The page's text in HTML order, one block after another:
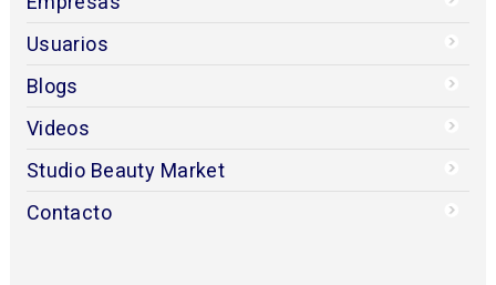
Usuarios
Blogs
Videos
Studio Beauty Market
Contacto